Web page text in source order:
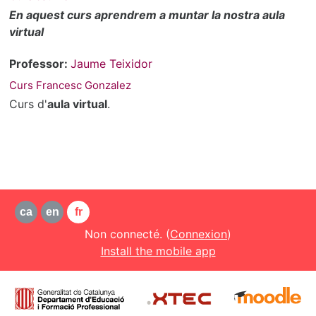
En aquest curs aprendrem a muntar la nostra aula
virtual
Professor: Jaume Teixidor
Curs Francesc Gonzalez
Curs d'aula virtual.
ca en fr
Non connecté. (Connexion)
Install the mobile app